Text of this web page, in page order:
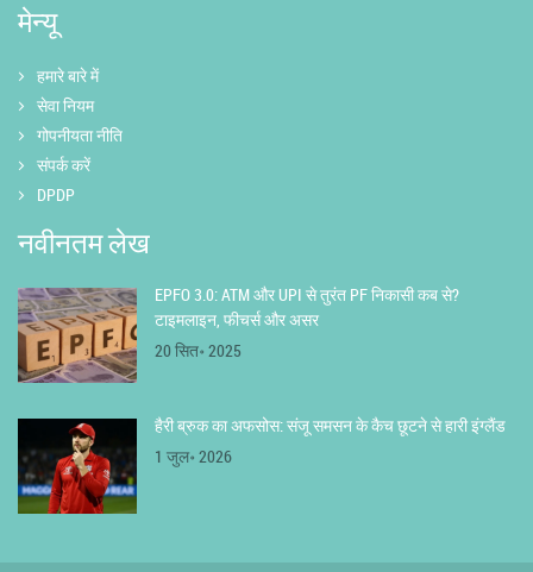
मेन्यू
हमारे बारे में
सेवा नियम
गोपनीयता नीति
संपर्क करें
DPDP
नवीनतम लेख
EPFO 3.0: ATM और UPI से तुरंत PF निकासी कब से?
टाइमलाइन, फीचर्स और असर
20 सित॰ 2025
हैरी ब्रुक का अफसोस: संजू समसन के कैच छूटने से हारी इंग्लैंड
1 जुल॰ 2026